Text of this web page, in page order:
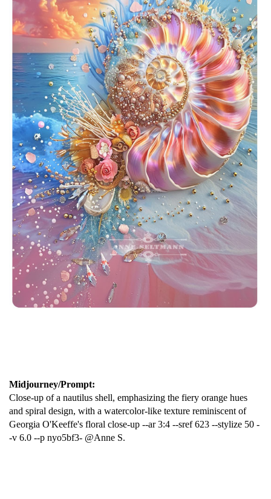
Midjourney/Prompt:
Close-up of a nautilus shell, emphasizing the fiery orange hues
and spiral design, with a watercolor-like texture reminiscent of
Georgia O'Keeffe's floral close-up --ar 3:4 --sref 623 --stylize 50 -
-v 6.0 --p nyo5bf3- @Anne S.